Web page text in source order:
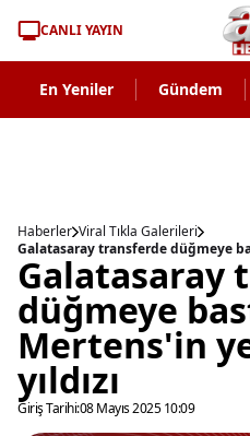
CANLI YAYIN
En Yeniler Gündem
Haberler Viral Tıkla Galerileri
Galatasaray
düğmeye
Mertens'in
yıldızı
Giriş Tarihi:08 Mayıs 2025 10:09